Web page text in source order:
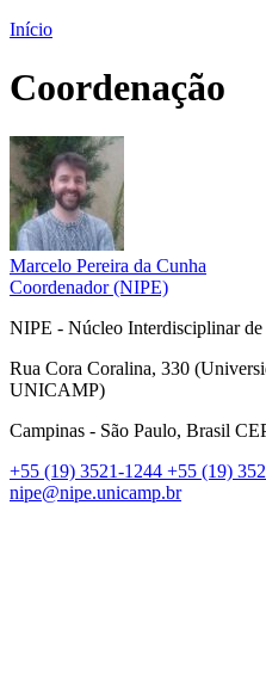
Início
Coordenação
Marcelo Pereira da Cunha
Coordenador (NIPE)
NIPE - Núcleo Interdisciplinar de
Rua Cora Coralina, 330
UNICAMP)
Campinas - São Paulo, Brasil
+55 (19) 3521-1244 +55 (19)
nipe@nipe.unicamp.br